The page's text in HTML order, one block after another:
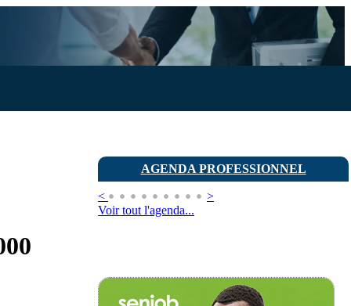
AGENDA PROFESSIONNEL
<
>
Voir tout l'agenda...